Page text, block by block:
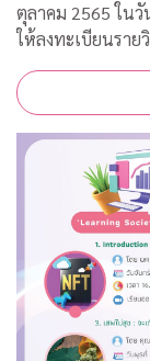
ตุลาคม 2565 ในวันศุกร์ที่ 7 ตุลาคม 2565 CHULA MOOC จะเปิด
ให้ลงทะเบียนรา